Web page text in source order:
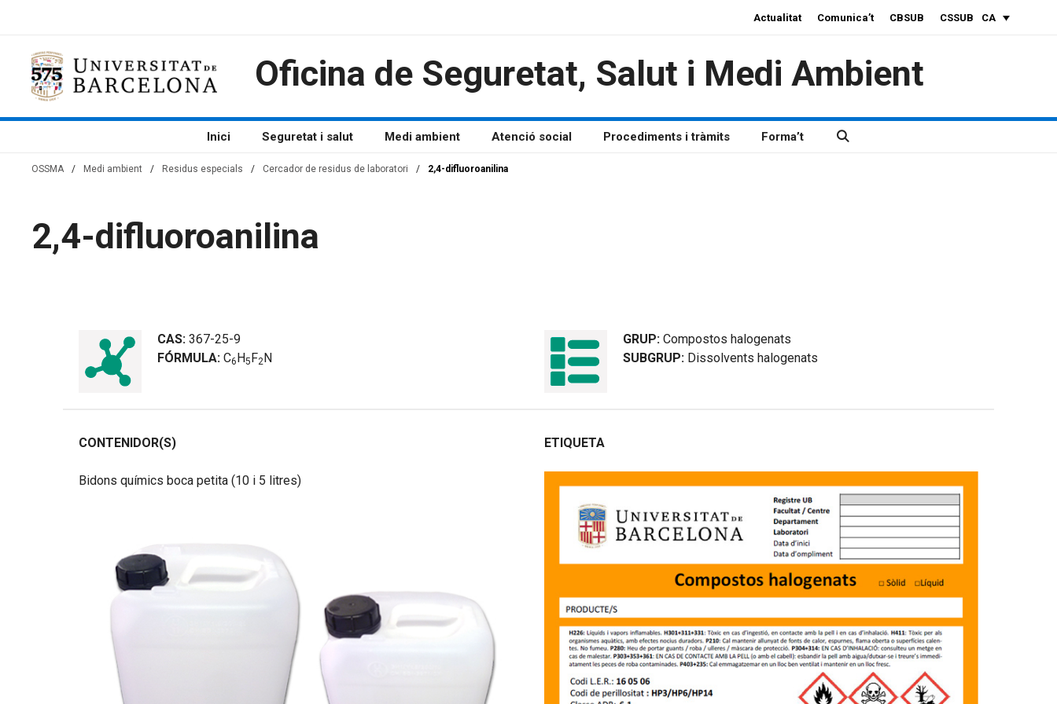
CA
Actualitat Comunica’t CBSUB CSSUB
Oficina de Seguretat, Salut i Medi Ambient
Inici Seguretat i salut Medi ambient Atenció social Procediments i tràmits Forma’t
OSSMA / Medi ambient / Residus especials / Cercador de residus de laboratori / 2,4-difluoroanilina
2,4-difluoroanilina
CAS: 367-25-9
FÓRMULA: C6 H5 F2 N
GRUP: Compostos halogenats
SUBGRUP: Dissolvents halogenats
CONTENIDOR(S)
Bidons químics boca petita (10 i 5 litres)
ETIQUETA